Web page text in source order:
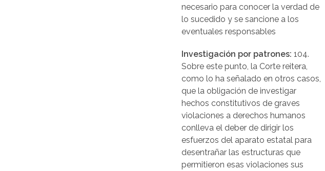
necesario para conocer la verdad de
lo sucedido y se sancione a los
eventuales responsables
Investigación por patrones: 104.
Sobre este punto, la Corte reitera,
como lo ha señalado en otros casos,
que la obligación de investigar
hechos constitutivos de graves
violaciones a derechos humanos
conlleva el deber de dirigir los
esfuerzos del aparato estatal para
desentrañar las estructuras que
permitieron esas violaciones sus